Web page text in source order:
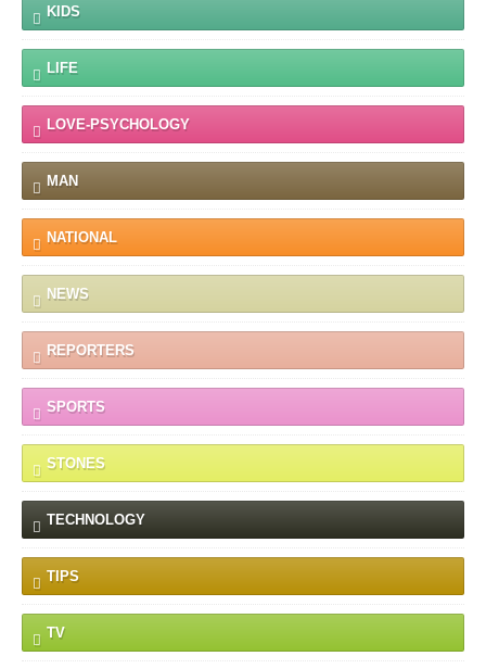
KIDS
LIFE
LOVE-PSYCHOLOGY
MAN
NATIONAL
NEWS
REPORTERS
SPORTS
STONES
TECHNOLOGY
TIPS
TV